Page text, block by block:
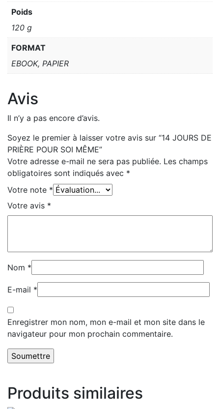
Poids
120 g
FORMAT
EBOOK, PAPIER
Avis
Il n’y a pas encore d’avis.
Soyez le premier à laisser votre avis sur “14 JOURS DE
PRIÈRE POUR SOI MÊME”
Votre adresse e-mail ne sera pas publiée. Les champs
obligatoires sont indiqués avec *
Votre note *
Votre avis *
Nom *
E-mail *
Enregistrer mon nom, mon e-mail et mon site dans le
navigateur pour mon prochain commentaire.
Produits similaires